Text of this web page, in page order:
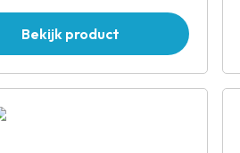
Bekijk product